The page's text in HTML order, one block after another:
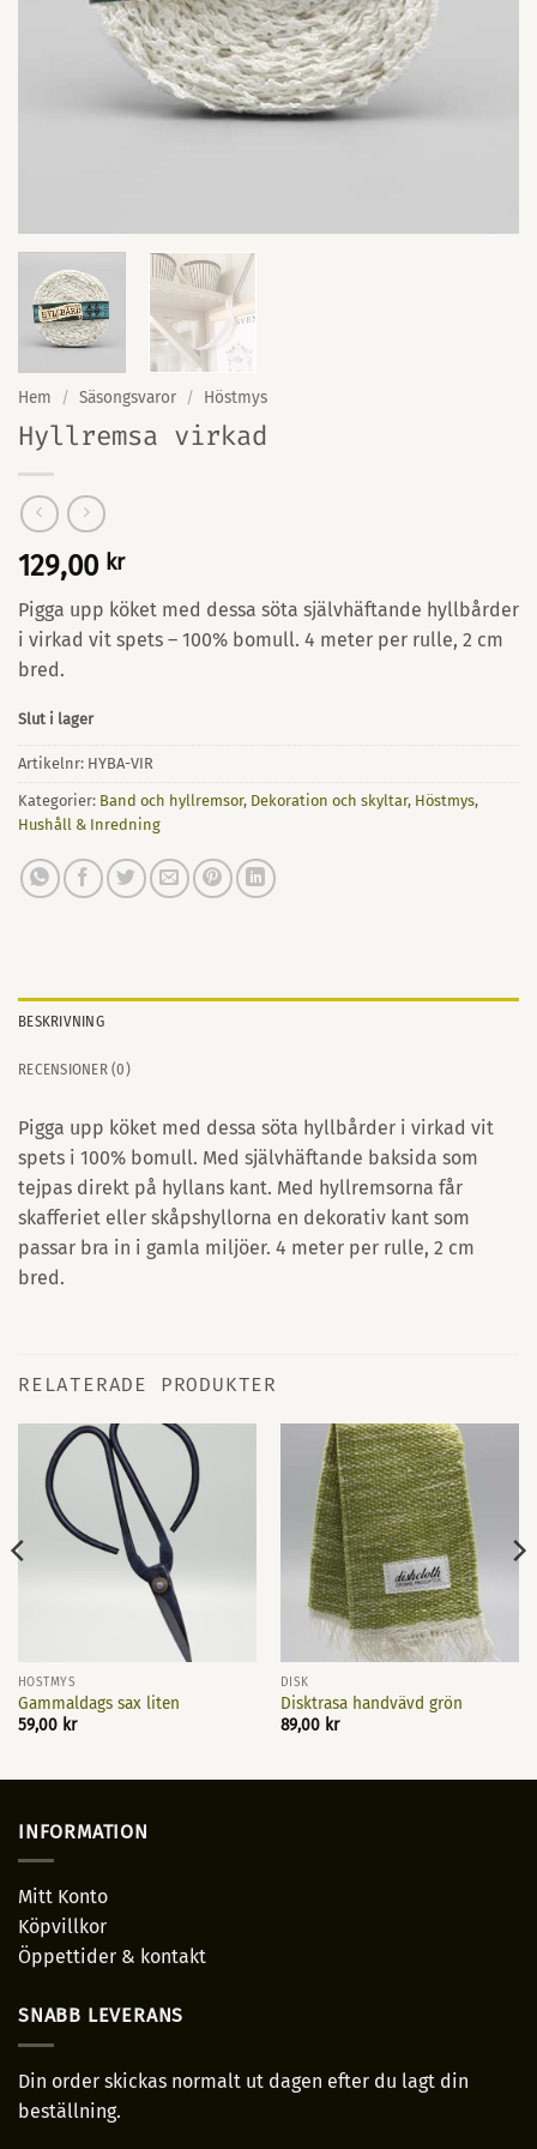
Hem / Säsongsvaror / Höstmys
Hyllremsa virkad
129,00 kr
Pigga upp köket med dessa söta självhäftande hyllbårder
i virkad vit spets – 100% bomull. 4 meter per rulle, 2 cm
bred.
Slut i lager
Artikelnr: HYBA-VIR
Kategorier: Band och hyllremsor, Dekoration och skyltar, Höstmys,
Hushåll & Inredning
BESKRIVNING
RECENSIONER (0)
Pigga upp köket med dessa söta hyllbårder i virkad vit
spets i 100% bomull. Med självhäftande baksida som
tejpas direkt på hyllans kant. Med hyllremsorna får
skafferiet eller skåpshyllorna en dekorativ kant som
passar bra in i gamla miljöer. 4 meter per rulle, 2 cm
bred.
RELATERADE PRODUKTER
HÖSTMYS
Gammaldags sax liten
59,00 kr
DISK
Disktrasa handvävd grön
89,00 kr
INFORMATION
Mitt Konto
Köpvillkor
Öppettider & kontakt
SNABB LEVERANS
Din order skickas normalt ut dagen efter du lagt din
beställning.